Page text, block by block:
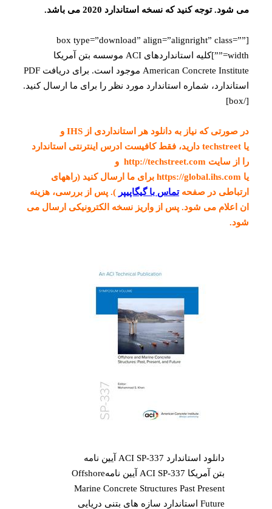
می شود. توجه کنید که نسخه استاندارد 2020 می باشد.
[box type=”download” align=”alignright” class=””
width=””]کلیه استانداردهای ACI موسسه بتن آمریکا
American Concrete Institute موجود است. برای دریافت PDF
استاندارد، شماره استاندارد مورد نظر را برای ما ارسال کنید.
[/box]
در صورتی که نیاز به دانلود هر استانداردی از IHS و
یا techstreet دارید، فقط کافیست ادرس اینترنتی استاندارد
را از سایت http://techstreet.com و
یا https://global.ihs.com برای ما ارسال کنید (راههای
ارتباطی در صفحهتماس با گیگاپیپر ). پس از بررسی، هزینه
ان اعلام می شود. پس از واریز نسخه الکترونیکی ارسال می
شود.
دانلود استاندارد ACI SP-337 آیین نامه
بتن آمریکا ACI SP-337 آیین نامهOffshore
Marine Concrete Structures Past Present
Future استاندارد سازه های بتنی دریایی